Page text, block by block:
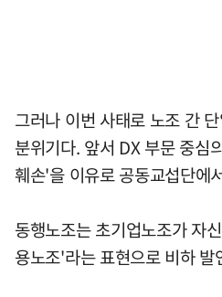
그러나 이번 사태로 노조 간
분위기다. 앞서 DX 부문 중심
훼손'을 이유로 공동교섭단에
동행노조는 초기업노조가 자
용노조'라는 표현으로 비하